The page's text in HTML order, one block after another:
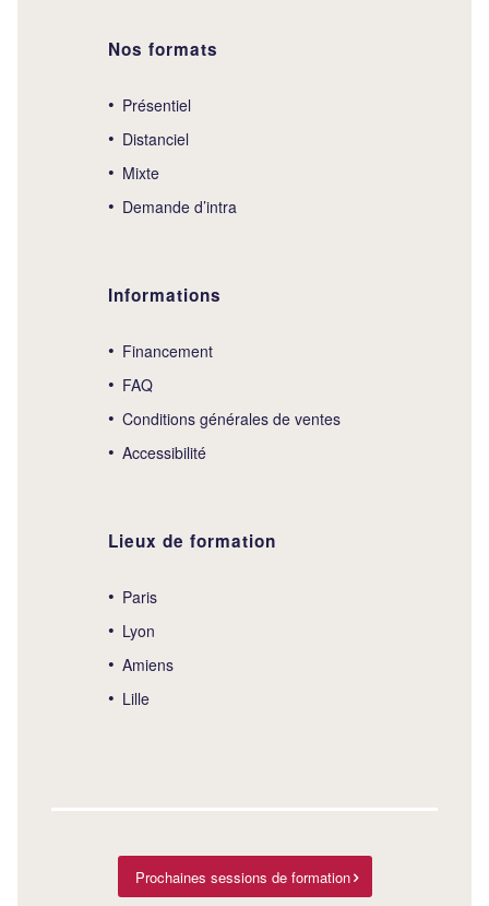
Nos formats
Présentiel
Distanciel
Mixte
Demande d’intra
Informations
Financement
FAQ
Conditions générales de ventes
Accessibilité
Lieux de formation
Paris
Lyon
Amiens
Lille
Prochaines sessions de formation